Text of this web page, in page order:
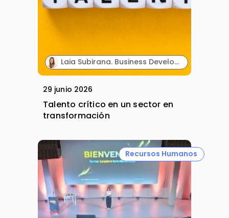
Laia Subirana. Business Development. Solutia.
29 junio 2026
Talento crítico en un sector en
transformación
Recursos Humanos